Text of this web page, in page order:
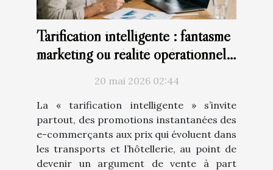
Tarification intelligente : fantasme
marketing ou réalité opérationnelle
20 mai 2026 02:44
La « tarification intelligente » s’invite
partout, des promotions instantanées des
e-commerçants aux prix qui évoluent dans
les transports et l’hôtellerie, au point de
devenir un argument de vente à part